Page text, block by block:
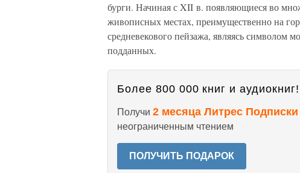
бурги. Начиная с XII в. появляющиеся во
живописных местах, преимущественно на
средневекового пейзажа, являясь символом
подданных.
Более 800 000 книг и
Получи 2 месяца Литрес
неограниченным чтением
ПОЛУЧИТЬ ПОДАРОК